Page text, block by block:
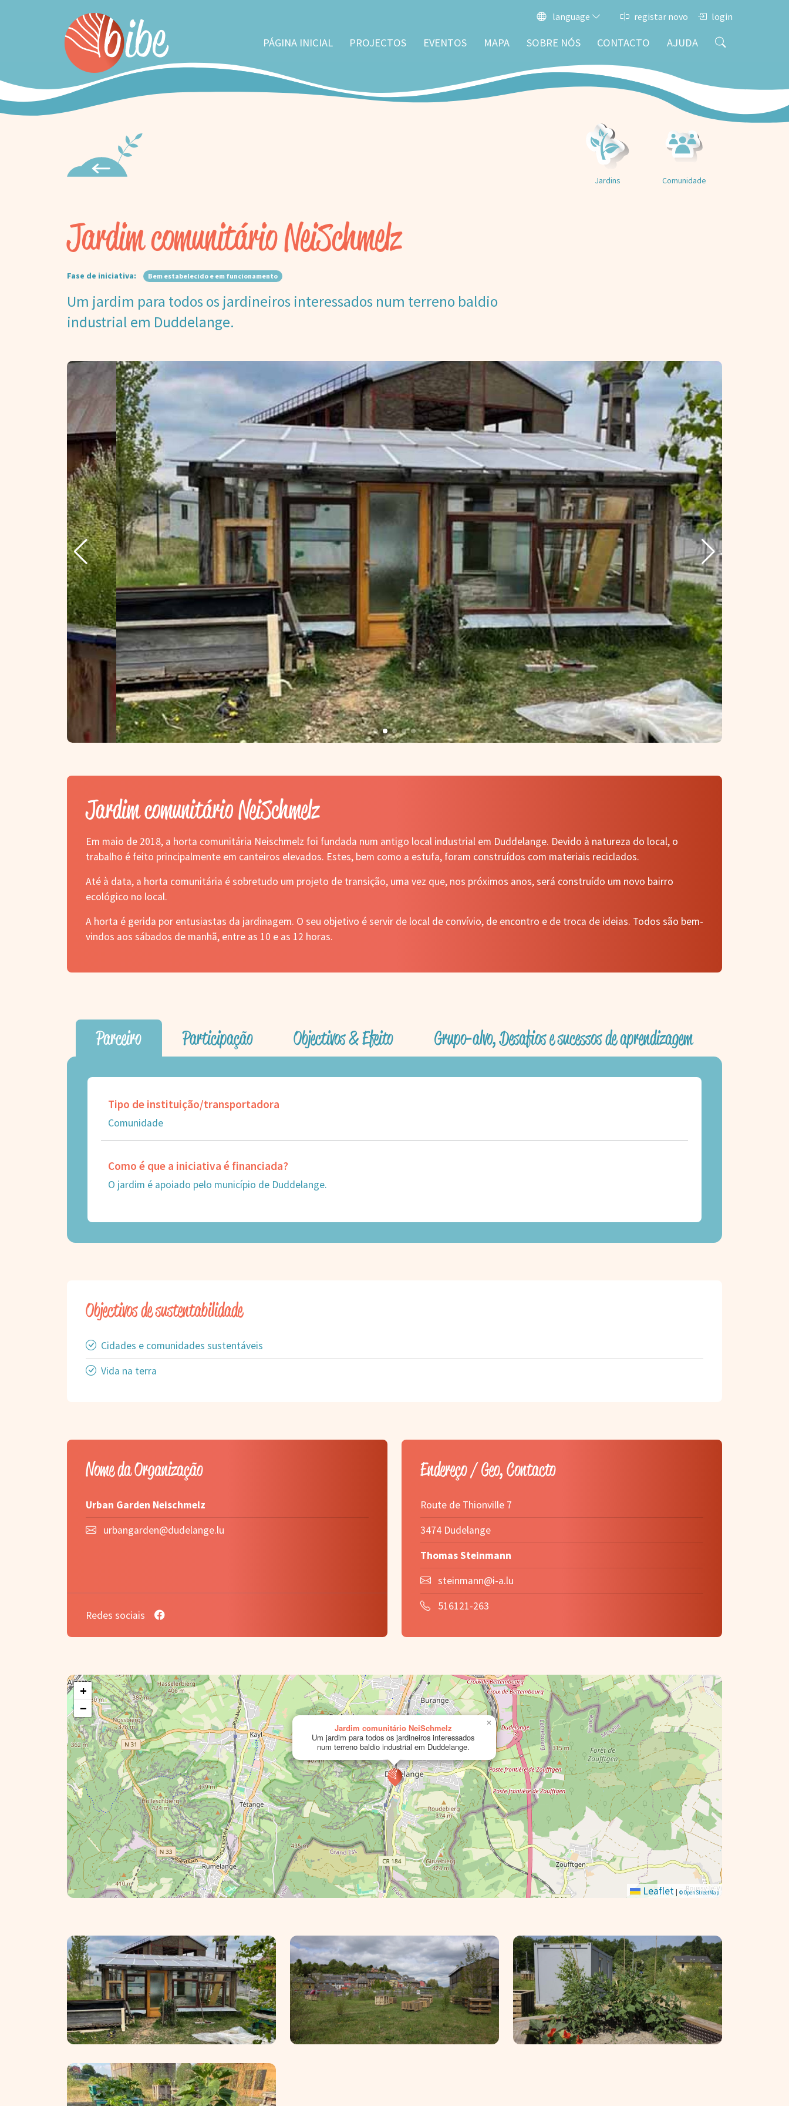
language registar novo login
PÁGINA INICIAL PROJECTOS EVENTOS MAPA SOBRE NÓS CONTACTO AJUDA
Jardins Comunidade
Jardim comunitário NeiSchmelz
Fase de iniciativa: Bem estabelecido e em funcionamento
Um jardim para todos os jardineiros interessados num terreno baldio
industrial em Duddelange.
Jardim comunitário NeiSchmelz
Em maio de 2018, a horta comunitária Neischmelz foi fundada num antigo local industrial em Duddelange. Devido à natureza do local, o
trabalho é feito principalmente em canteiros elevados. Estes, bem como a estufa, foram construídos com materiais reciclados.
Até à data, a horta comunitária é sobretudo um projeto de transição, uma vez que, nos próximos anos, será construído um novo bairro
ecológico no local.
A horta é gerida por entusiastas da jardinagem. O seu objetivo é servir de local de convívio, de encontro e de troca de ideias. Todos são bem-
vindos aos sábados de manhã, entre as 10 e as 12 horas.
Parceiro Participação Objectivos & Efeito Grupo-alvo, Desafios e sucessos de aprendizagem
Tipo de instituição/transportadora
Comunidade
Como é que a iniciativa é financiada?
O jardim é apoiado pelo município de Duddelange.
Objectivos de sustentabilidade
Cidades e comunidades sustentáveis
Vida na terra
Nome da Organização
Urban Garden Neischmelz
urbangarden@dudelange.lu
Redes sociais
Endereço / Geo, Contacto
Route de Thionville 7
3474 Dudelange
Thomas Steinmann
steinmann@i-a.lu
516121-263
Jardim comunitário NeiSchmelz
Um jardim para todos os jardineiros interessados
num terreno baldio industrial em Duddelange.
×
+
−
Leaflet | © OpenStreetMap